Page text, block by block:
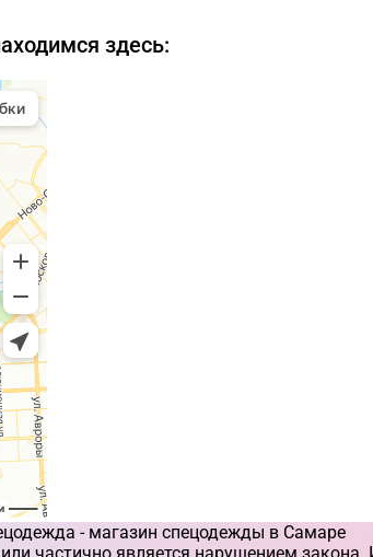
здесь:
- магазин спецодежды в Самаре
частично является нарушением закона.